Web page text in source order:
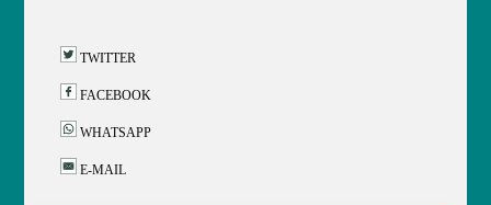
TWITTER
FACEBOOK
WHATSAPP
E-MAIL